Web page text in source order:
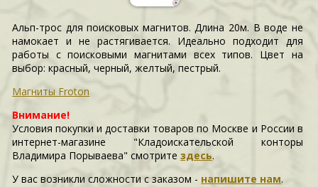
Альп-трос для поисковых магнитов. Длина 20м. В воде не
намокает и не растягивается. Идеально подходит для
работы с поисковыми магнитами всех типов. Цвет на
выбор: красный, черный, желтый, пестрый.
Магниты Froton
Внимание!
Условия покупки и доставки товаров по Москве и России в
интернет-магазине "Кладоискательской конторы
Владимира Порываева" смотритездесь.
У вас возникли сложности c заказом - напишите нам.